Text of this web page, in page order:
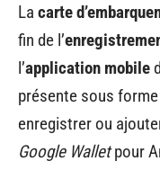
La carte
fin de l’
l’application mobile
présente sous
enregistrer ou
Google Walletpour